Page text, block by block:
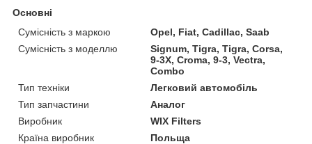
Основні
Сумісність з маркою
Opel, Fiat, Cadillac, Saab
Сумісність з моделлю
Signum, Tigra, Tigra, Corsa,
9-3X, Croma, 9-3, Vectra,
Combo
Тип техніки
Легковий автомобіль
Тип запчастини
Аналог
Виробник
WIX Filters
Країна виробник
Польща